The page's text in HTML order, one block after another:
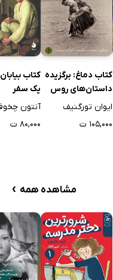
کتاب دماغ: برگزیده
داستان‌های روس
ایوان تورگنیف
۱۰۵,۰۰۰ ت
کتاب
یک سفر
آنتون
۸۰,۰۰۰ ت
مشاهده همه ›